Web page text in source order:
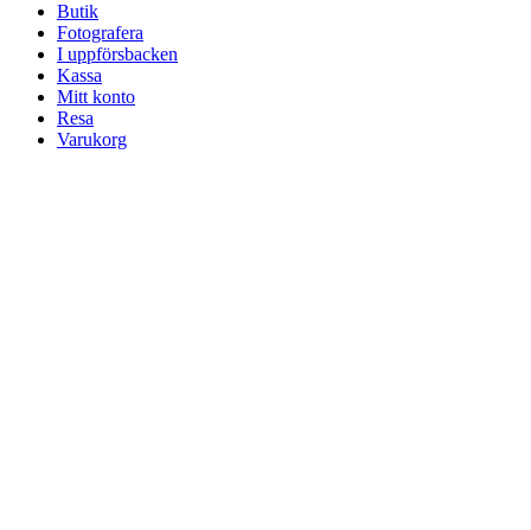
Butik
Fotografera
I uppförsbacken
Kassa
Mitt konto
Resa
Varukorg